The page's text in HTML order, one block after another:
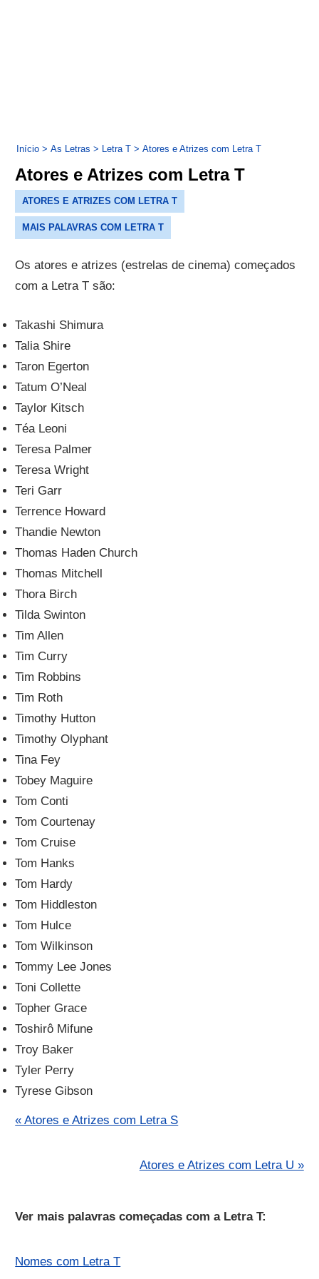
Início > As Letras > Letra T > Atores e Atrizes com Letra T
Atores e Atrizes com Letra T
ATORES E ATRIZES COM LETRA T
MAIS PALAVRAS COM LETRA T
Os atores e atrizes (estrelas de cinema) começados
com a Letra T são:
Takashi Shimura
Talia Shire
Taron Egerton
Tatum O’Neal
Taylor Kitsch
Téa Leoni
Teresa Palmer
Teresa Wright
Teri Garr
Terrence Howard
Thandie Newton
Thomas Haden Church
Thomas Mitchell
Thora Birch
Tilda Swinton
Tim Allen
Tim Curry
Tim Robbins
Tim Roth
Timothy Hutton
Timothy Olyphant
Tina Fey
Tobey Maguire
Tom Conti
Tom Courtenay
Tom Cruise
Tom Hanks
Tom Hardy
Tom Hiddleston
Tom Hulce
Tom Wilkinson
Tommy Lee Jones
Toni Collette
Topher Grace
Toshirô Mifune
Troy Baker
Tyler Perry
Tyrese Gibson
« Atores e Atrizes com Letra S
Atores e Atrizes com Letra U »
Ver mais palavras começadas com a Letra T:
Nomes com Letra T